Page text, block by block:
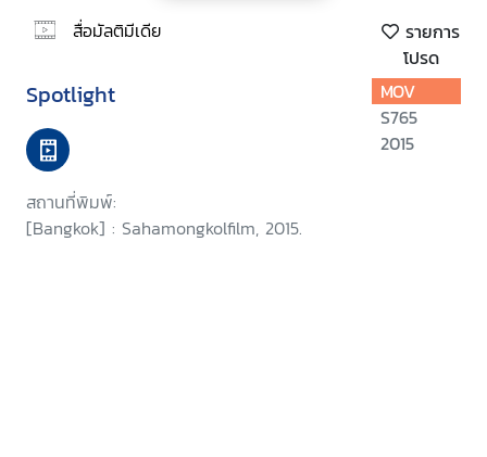
สื่อมัลติมีเดีย
รายการ
โปรด
Spotlight
สถานที่พิมพ์:
[Bangkok] : Sahamongkolfilm, 2015.
MOV
S765
2015